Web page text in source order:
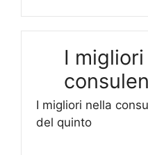
I
I migliori nella
del quinto